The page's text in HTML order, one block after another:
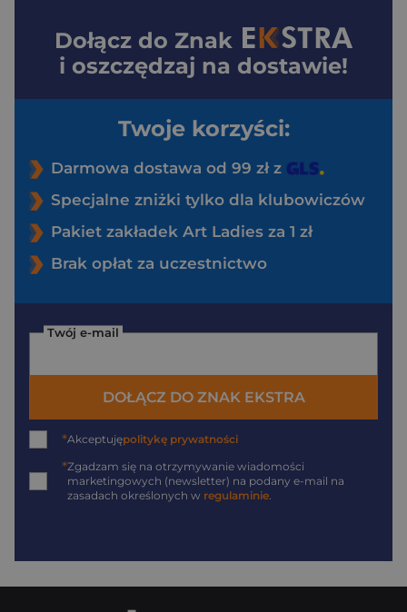
Dołącz do Znak
i oszczędzaj na dostawie!
Twoje korzyści:
Darmowa dostawa od 99 zł z
Specjalne zniżki tylko dla klubowiczów
Pakiet zakładek Art Ladies za 1 zł
Brak opłat za uczestnictwo
Twój e-mail
DOŁĄCZ DO ZNAK EKSTRA
*Akceptujępolitykę prywatności
*Zgadzam się na otrzymywanie wiadomości
marketingowych (newsletter) na podany e-mail na
zasadach określonych w regulaminie